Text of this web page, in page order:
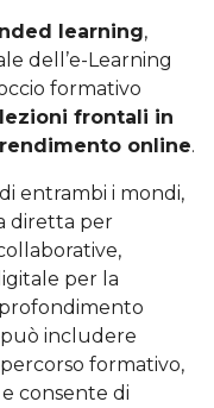
learning,
dell’e-Learning
formativo
frontali in
online.
entrambi i mondi,
diretta per
per la
includere
formativo,
consente di